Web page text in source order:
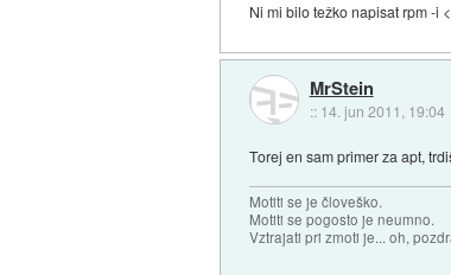
Ni mi bilo težko napisat rpm -i
MrStein
:: 14. jun 2011, 19:04
Torej en sam primer za apt,
Motiti se je človeško.
Motiti se pogosto je neumno.
Vztrajati pri zmoti je... oh,